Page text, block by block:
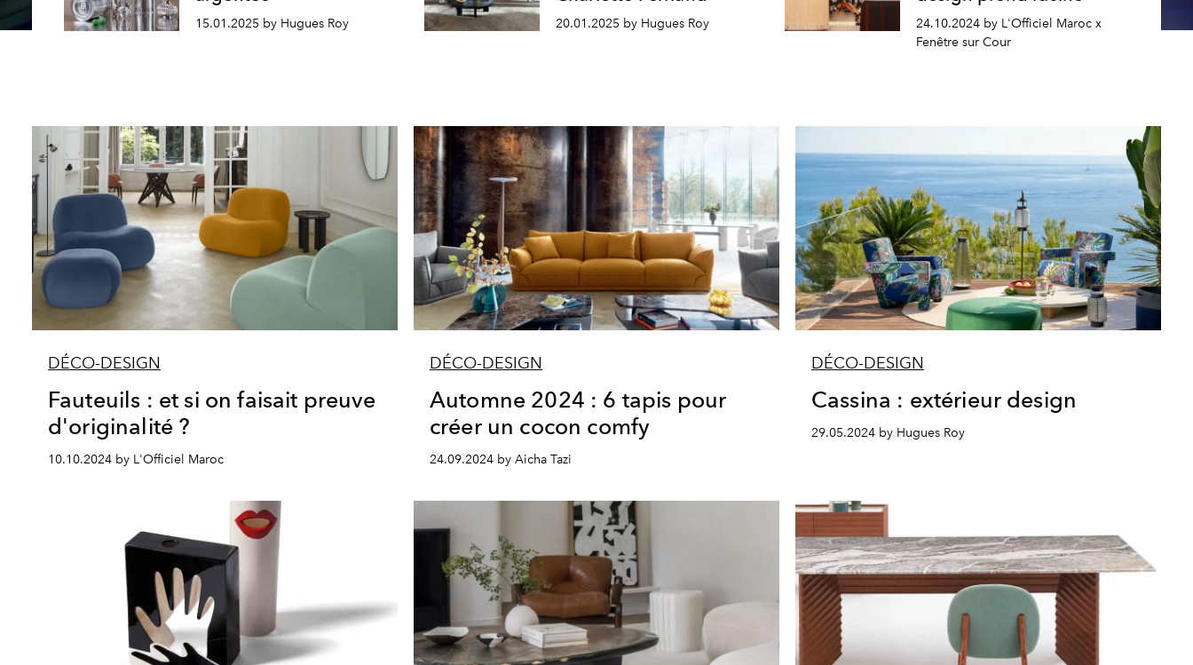
15.01.2025 by Hugues Roy 20.01.2025 by Hugues Roy
24.10.2024 by L'Officiel Maroc x
Fenêtre sur Cour
DÉCO-DESIGN
Fauteuils : et si on faisait preuve
d'originalité ?
10.10.2024 by L'Officiel Maroc
DÉCO-DESIGN
Automne 2024 : 6 tapis pour
créer un cocon comfy
24.09.2024 by Aicha Tazi
DÉCO-DESIGN
Cassina : extérieur design
29.05.2024 by Hugues Roy